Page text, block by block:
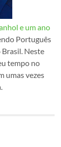
e um ano
Português
Brasil. Neste
tempo no
umas vezes